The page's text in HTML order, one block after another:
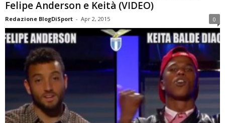
Felipe Anderson e Keità (VIDEO)
Redazione BlogDiSport - Apr 2, 2015 0